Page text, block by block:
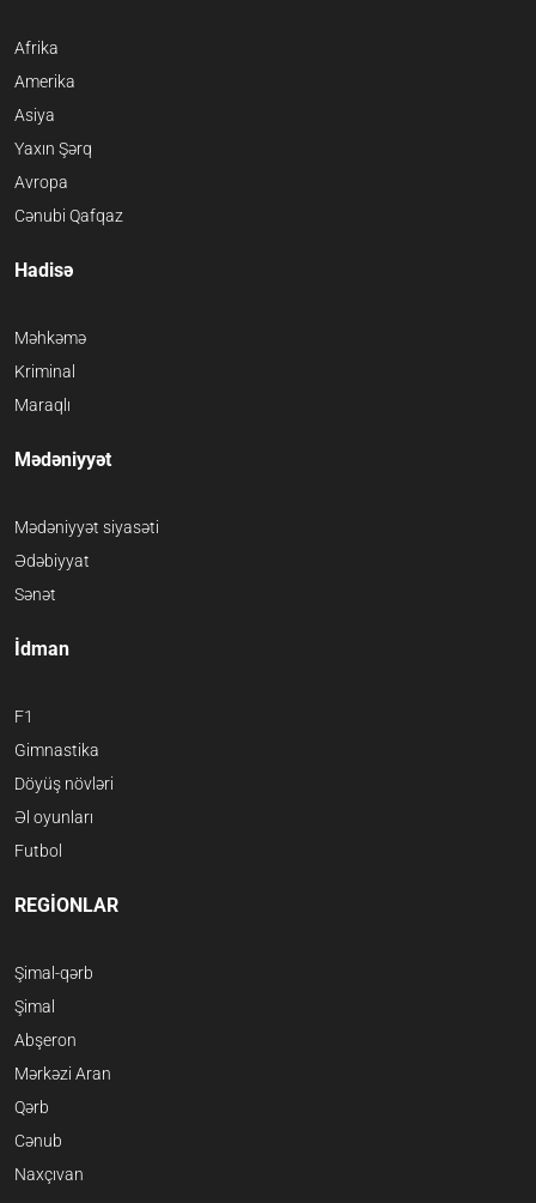
Afrika
Amerika
Asiya
Yaxın Şərq
Avropa
Cənubi Qafqaz
Hadisə
Məhkəmə
Kriminal
Maraqlı
Mədəniyyət
Mədəniyyət siyasəti
Ədəbiyyat
Sənət
İdman
F1
Gimnastika
Döyüş növləri
Əl oyunları
Futbol
REGİONLAR
Şimal-qərb
Şimal
Abşeron
Mərkəzi Aran
Qərb
Cənub
Naxçıvan